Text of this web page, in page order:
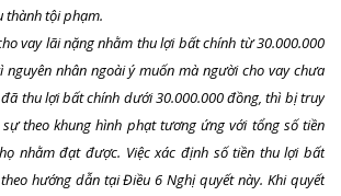
thành tội phạm.
vay lãi nặng nhằm thu lợi bất chính từ 30.000.000
nhân ngoài ý muốn mà người cho vay chưa
thu lợi bất chính dưới 30.000.000 đồng, thì bị truy
theo khung hình phạt tương ứng với tổng số tiền
nhằm đạt được. Việc xác định số tiền thu lợi bất
hướng dẫn tại Điều 6 Nghị quyết này. Khi quyết